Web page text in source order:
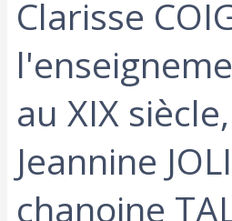
Clarisse
au XIX
Jeannine
chanoine